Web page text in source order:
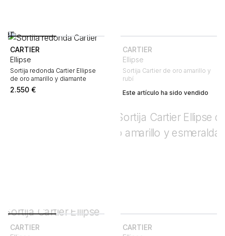
CARTIER
Ellipse
Sortija redonda Cartier Ellipse
de oro amarillo y diamante
2.550 €
CARTIER
Ellipse
Sortija Cartier de oro amarillo y
rubí
Este artículo ha sido vendido
CARTIER
CARTIER